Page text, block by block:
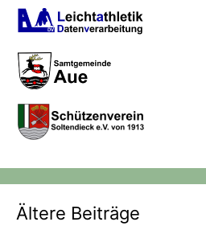
Ältere Beiträge